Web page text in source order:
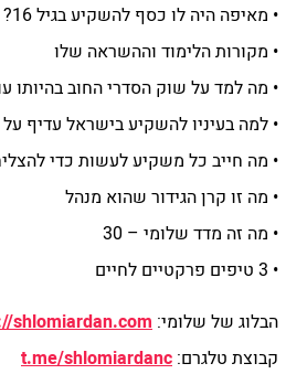
• מאיפה היה לו כסף להשקיע בגיל 16?
• מקורות הלימוד וההשראה שלו
• מה למד על שוק הסדרי החוב בהיותו
• למה בעיניו להשקיע בישראל עדיף
• מה חייב כל משקיע לעשות כדי
• מה זו קרן הגידור שהוא מנהל
• מה זה מדד שלומי – 30
• 3 טיפים פרקטיים לחיים
הבלוג של שלומי: shlomiardan.com/
קבוצת טלגרם: t.me/shlomiardanc